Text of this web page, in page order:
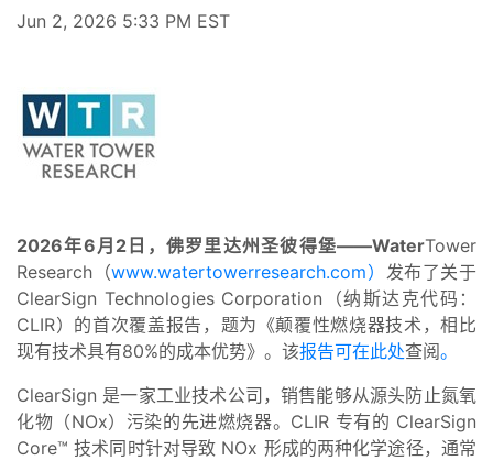
Jun 2, 2026 5:33 PM EST
2026年6月2日，佛罗里达州圣彼得堡——WaterTower
Research（www.watertowerresearch.com） 发布了关于
ClearSign Technologies Corporation（纳斯达克代码：
CLIR）的首次覆盖报告，题为《颠覆性燃烧器技术，相比
现有技术具有80%的成本优势》。该报告可在此处查阅。
ClearSign 是一家工业技术公司，销售能够从源头防止氮氧
化物（NOx）污染的先进燃烧器。CLIR 专有的 ClearSign
Core™ 技术同时针对导致 NOx 形成的两种化学途径，通常